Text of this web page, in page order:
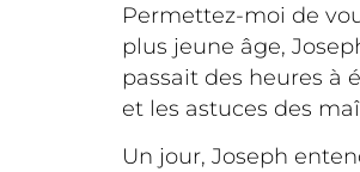
Permettez-moi de
plus jeune âge,
passait des heures à
et les astuces des
Un jour, Joseph